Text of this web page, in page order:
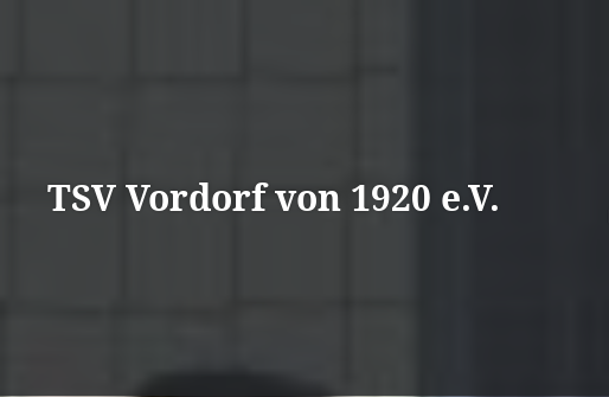
TSV Vordorf von 1920 e.V.